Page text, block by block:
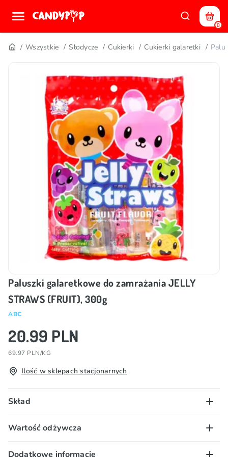
0
Wszystkie Słodycze Cukierki Cukierki galaretki
Paluszki galaretkowe do zamrażania JELLY
STRAWS (FRUIT), 300g
ABC
20.99 PLN
69.97 PLN/KG
Ilość w sklepach stacjonarnych
Skład
Woda, cukier, fruktoza, substancje zagęszczające
aromaty (truskawkowy, winogronowy, ananasowy,
Wartość odżywcza
100 g/ml:
Dodatkowe informacje